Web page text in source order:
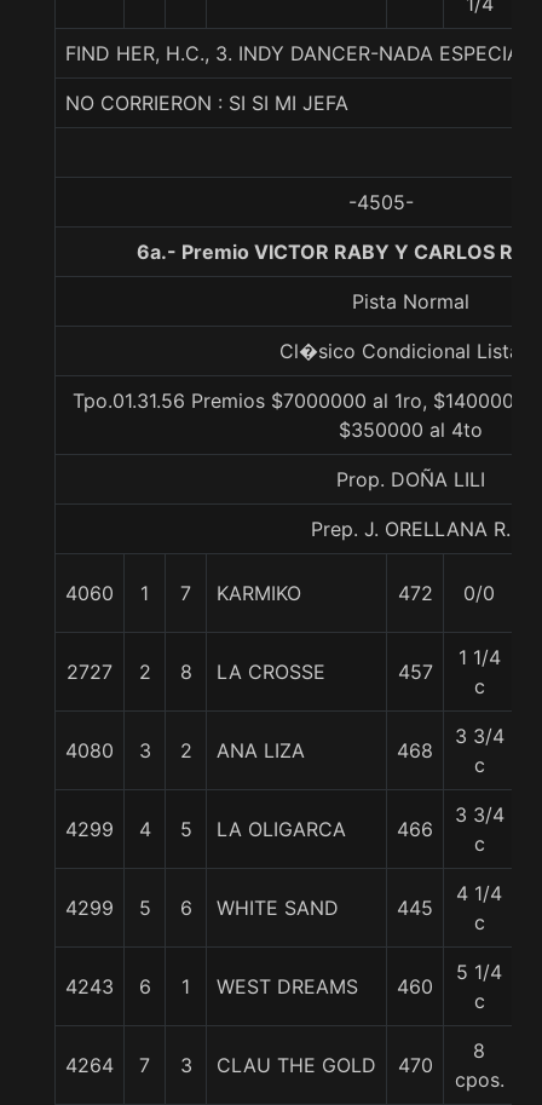
FIND HER, H.C., 3. INDY DANCER-NADA
NO CORRIERON : SI SI MI JEFA
-4505-
6a.- Premio VICTOR RABY Y CARLOS
Pista Normal
Cl�sico Condicional Listada
Tpo.01.31.56 Premios $7000000 al 1ro, $1400000
$350000 al 4to
Prop. DOÑA LILI
Prep. J. ORELLANA R.
4060 1 7 KARMIKO 472 0/0
2727 2 8 LA CROSSE 457
1 1/4
c
4080 3 2 ANA LIZA 468
3 3/4
c
4299 4 5 LA OLIGARCA 466
3 3/4
c
4299 5 6 WHITE SAND 445
4 1/4
c
4243 6 1 WEST DREAMS 460
5 1/4
c
4264 7 3 CLAU THE GOLD 470
8
cpos.